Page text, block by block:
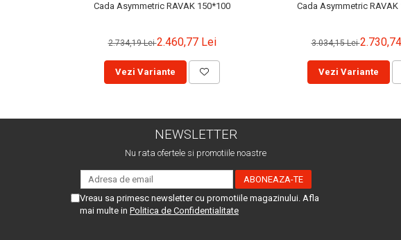
Cada Asymmetric RAVAK 150*100
2.734,19 Lei2.460,77 Lei
Vezi Variante
Cada Asymmetric RAVAK
3.034,15 Lei
Vezi Variante
NEWSLETTER
Nu rata ofertele si promotiile noastre
Vreau sa primesc newsletter cu promotiile magazinului. Afla
mai multe in Politica de Confidentialitate